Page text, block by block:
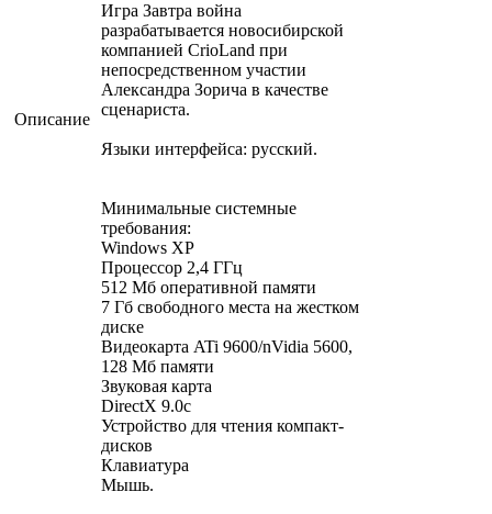
Описание
Игра Завтра война
разрабатывается новосибирской
компанией CrioLand при
непосредственном участии
Александра Зорича в качестве
сценариста.
Языки интерфейса: русский.
Минимальные системные
требования:
Windows XP
Процессор 2,4 ГГц
512 Мб оперативной памяти
7 Гб свободного места на жестком
диске
Видеокарта ATi 9600/nVidia 5600,
128 Мб памяти
Звуковая карта
DirectX 9.0c
Устройство для чтения компакт-
дисков
Клавиатура
Мышь.